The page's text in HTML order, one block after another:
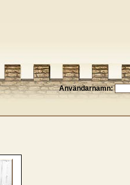
Användarnamn: